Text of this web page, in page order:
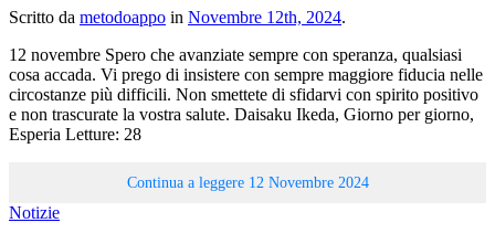
Scritto da metodoappo in Novembre 12th, 2024.
12 novembre Spero che avanziate sempre con speranza, qualsiasi
cosa accada. Vi prego di insistere con sempre maggiore fiducia nelle
circostanze più difficili. Non smettete di sfidarvi con spirito positivo
e non trascurate la vostra salute. Daisaku Ikeda, Giorno per giorno,
Esperia Letture: 28
Continua a leggere12 Novembre 2024
Notizie